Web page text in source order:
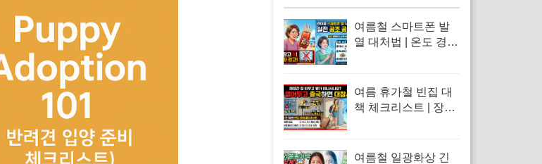
여름철 스마트폰 발
열 대처법 | 온도 경고
입 금지 이유
여름 휴가철 빈집 대
책 체크리스트 | 장기
봉쇄 수칙
여름철 일광화상 긴